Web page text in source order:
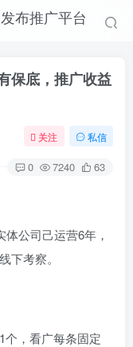
保底，推广收益
关注 私信
0 7240 63
体公司己运营6年，
下考察。
个，看广每条固定